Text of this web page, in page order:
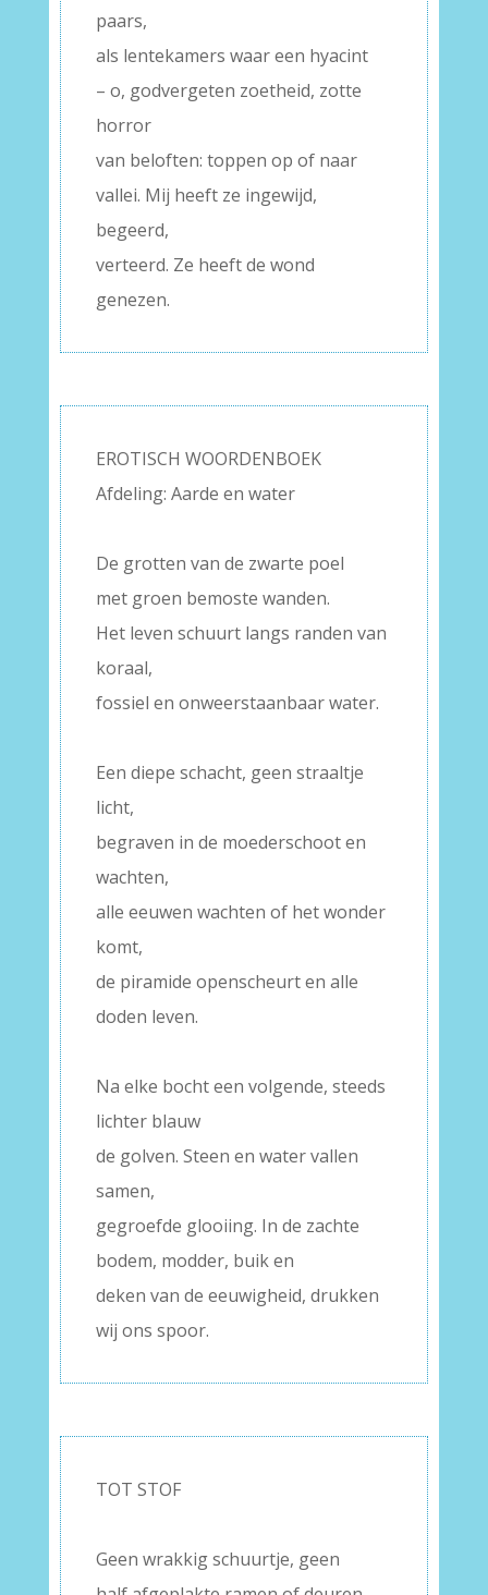
paars,
als lentekamers waar een hyacint
– o, godvergeten zoetheid, zotte
horror
van beloften: toppen op of naar
vallei. Mij heeft ze ingewijd,
begeerd,
verteerd. Ze heeft de wond
genezen.
EROTISCH WOORDENBOEK
Afdeling: Aarde en water
De grotten van de zwarte poel
met groen bemoste wanden.
Het leven schuurt langs randen van
koraal,
fossiel en onweerstaanbaar water.
Een diepe schacht, geen straaltje
licht,
begraven in de moederschoot en
wachten,
alle eeuwen wachten of het wonder
komt,
de piramide openscheurt en alle
doden leven.
Na elke bocht een volgende, steeds
lichter blauw
de golven. Steen en water vallen
samen,
gegroefde glooiing. In de zachte
bodem, modder, buik en
deken van de eeuwigheid, drukken
wij ons spoor.
TOT STOF
Geen wrakkig schuurtje, geen